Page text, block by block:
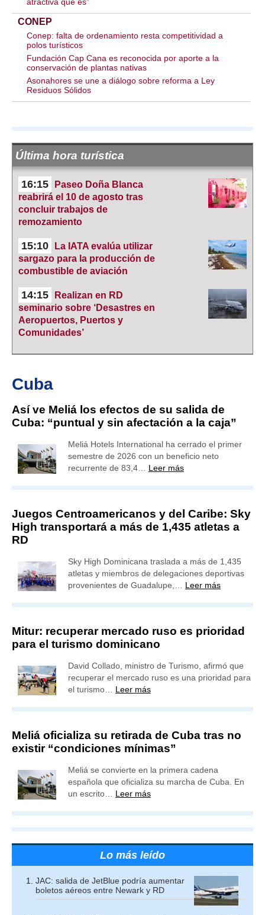
CONEP
Conep: falta de ordenamiento resta competitividad a
polos turísticos
Fundación Cap Cana es reconocida por aporte a la
conservación de plantas nativas
Asonahores se une a diálogo sobre reforma a Ley
Residuos Sólidos
Última hora turística
16:15
Paseo Doña Blanca
reabrirá el 10 de agosto tras
concluir trabajos de
remozamiento
15:10
La IATA evalúa utilizar
sargazo para la producción de
combustible de aviación
14:15
Realizan en RD
seminario sobre ‘Desastres en
Aeropuertos, Puertos y
Comunidades’
Cuba
Así ve Meliá los efectos de su salida de
Cuba: “puntual y sin afectación a la caja”
Meliá Hotels International ha cerrado el primer
semestre de 2026 con un beneficio neto
recurrente de 83,4… Leer más
Juegos Centroamericanos y del Caribe: Sky
High transportará a más de 1,435 atletas a
RD
Sky High Dominicana traslada a más de 1,435
atletas y miembros de delegaciones deportivas
provenientes de Guadalupe,… Leer más
Mitur: recuperar mercado ruso es prioridad
para el turismo dominicano
David Collado, ministro de Turismo, afirmó que
recuperar el mercado ruso es una prioridad para
el turismo… Leer más
Meliá oficializa su retirada de Cuba tras no
existir “condiciones mínimas”
Meliá se convierte en la primera cadena
española que oficializa su marcha de Cuba. En
un escrito… Leer más
Lo más leído
JAC: salida de JetBlue podría aumentar
boletos aéreos entre Newark y RD